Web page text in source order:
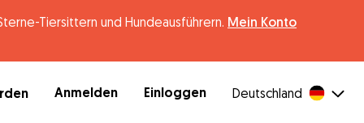
Tiersittern und Hundeausführern. Mein Konto
Anmelden Einloggen Deutschland